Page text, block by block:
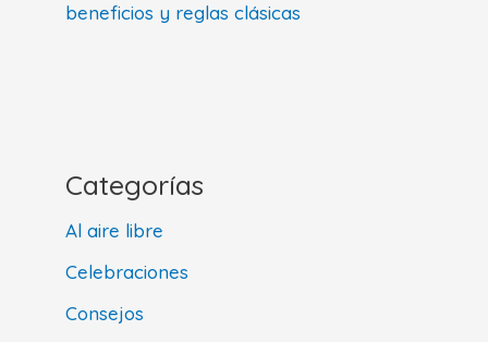
beneficios y reglas clásicas
Categorías
Al aire libre
Celebraciones
Consejos